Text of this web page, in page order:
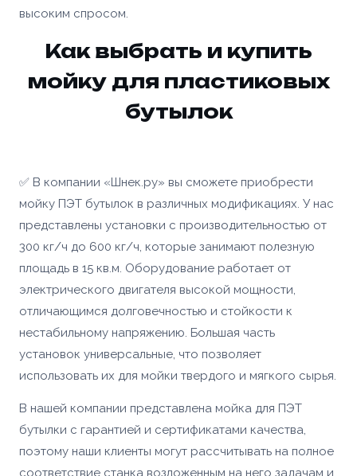
высоким спросом.
Как выбрать и купить
мойку для пластиковых
бутылок
✅ В компании «Шнек.ру» вы сможете приобрести
мойку ПЭТ бутылок в различных модификациях. У нас
представлены установки с производительностью от
300 кг/ч до 600 кг/ч, которые занимают полезную
площадь в 15 кв.м. Оборудование работает от
электрического двигателя высокой мощности,
отличающимся долговечностью и стойкости к
нестабильному напряжению. Большая часть
установок универсальные, что позволяет
использовать их для мойки твердого и мягкого сырья.
В нашей компании представлена мойка для ПЭТ
бутылки с гарантией и сертификатами качества,
поэтому наши клиенты могут рассчитывать на полное
соответствие станка возложенным на него задачам и